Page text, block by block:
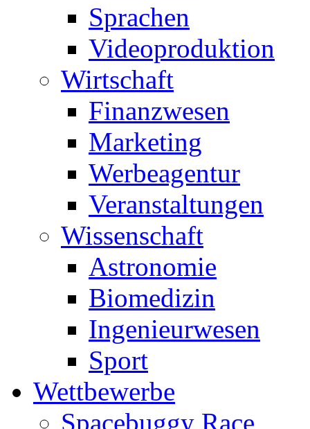
Sprachen
Videoproduktion
Wirtschaft
Finanzwesen
Marketing
Werbeagentur
Veranstaltungen
Wissenschaft
Astronomie
Biomedizin
Ingenieurwesen
Sport
Wettbewerbe
Spacebuggy Race